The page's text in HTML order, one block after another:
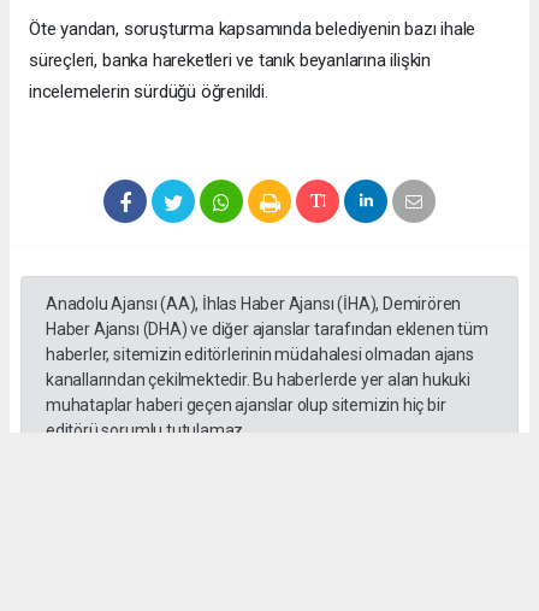
Öte yandan, soruşturma kapsamında belediyenin bazı ihale
süreçleri, banka hareketleri ve tanık beyanlarına ilişkin
incelemelerin sürdüğü öğrenildi.
Anadolu Ajansı (AA), İhlas Haber Ajansı (İHA), Demirören
Haber Ajansı (DHA) ve diğer ajanslar tarafından eklenen tüm
haberler, sitemizin editörlerinin müdahalesi olmadan ajans
kanallarından çekilmektedir. Bu haberlerde yer alan hukuki
muhataplar haberi geçen ajanslar olup sitemizin hiç bir
editörü sorumlu tutulamaz...